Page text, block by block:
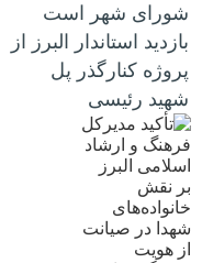
شورای شهر است
بازدید استاندار البرز از
پروژه کنارگذر پل
شهید رئیسی